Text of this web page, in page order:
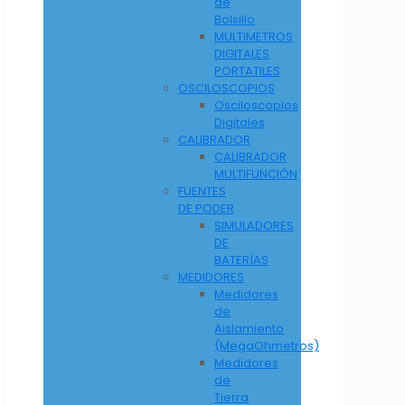
Bolsillo
MULTIMETROS
DIGITALES
PORTATILES
OSCILOSCOPIOS
Osciloscopios
Digitales
CALIBRADOR
CALIBRADOR
MULTIFUNCIÓN
FUENTES
DE PODER
SIMULADORES
DE
BATERÍAS
MEDIDORES
Medidores
de
Aislamiento
(MegaOhmetros)
Medidores
de
Tierra